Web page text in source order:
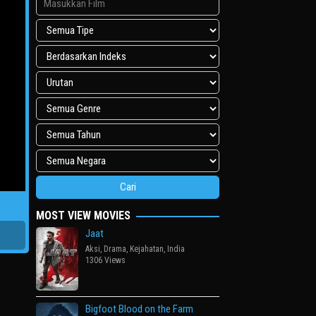
MOST VIEW MOVIES
Jaat
Aksi, Drama, Kejahatan, India
1306 Views
Bigfoot Blood on the Farm